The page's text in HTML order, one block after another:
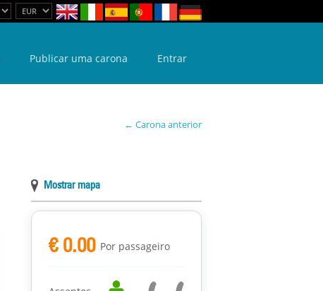
Publicar uma carona Entrar
← Carona anterior
Mostrar mapa
€ 0.00 Por passageiro